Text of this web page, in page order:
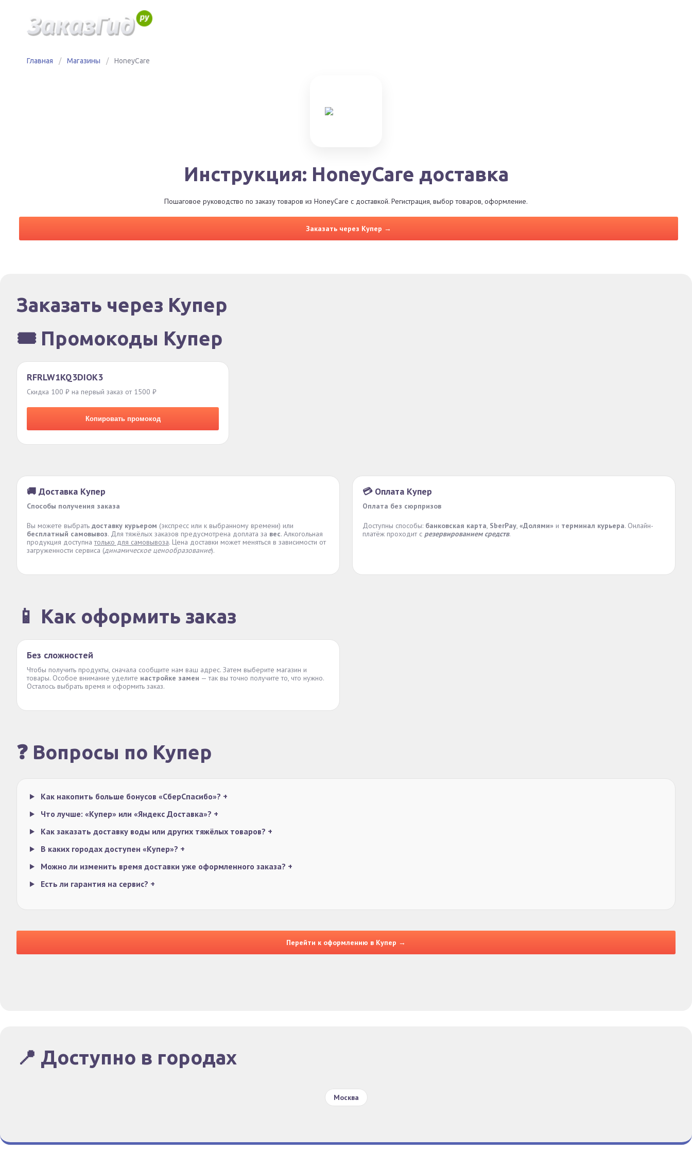
Главная / Магазины / HoneyCare
Инструкция: HoneyCare доставка
Пошаговое руководство по заказу товаров из HoneyCare с доставкой. Регистрация, выбор товаров, оформление.
Заказать через Купер →
Заказать через Купер
🎟️ Промокоды Купер
RFRLW1KQ3DIOK3
Скидка 100 ₽ на первый заказ от 1500 ₽
Копировать промокод
🚚 Доставка Купер
Способы получения заказа
Вы можете выбрать доставку курьером (экспресс или к выбранному времени) или
бесплатный самовывоз. Для тяжёлых заказов предусмотрена доплата за вес. Алкогольная
продукция доступнатолько для самовывоза. Цена доставки может меняться в зависимости от
загруженности сервиса (динамическое ценообразование).
💳 Оплата Купер
Оплата без сюрпризов
Доступны способы: банковская карта, SberPay, «Долями» и терминал курьера. Онлайн-
платёж проходит с резервированием средств.
📱 Как оформить заказ
Без сложностей
Чтобы получить продукты, сначала сообщите нам ваш адрес. Затем выберите магазин и
товары. Особое внимание уделите настройке замен — так вы точно получите то, что нужно.
Осталось выбрать время и оформить заказ.
❓ Вопросы по Купер
Как накопить больше бонусов «СберСпасибо»? +
Что лучше: «Купер» или «Яндекс Доставка»? +
Как заказать доставку воды или других тяжёлых товаров? +
В каких городах доступен «Купер»? +
Можно ли изменить время доставки уже оформленного заказа? +
Есть ли гарантия на сервис? +
Перейти к оформлению в Купер →
📍 Доступно в городах
Москва